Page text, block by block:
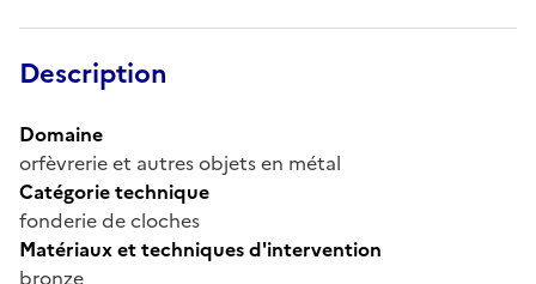
Description
Domaine
orfèvrerie et autres objets en métal
Catégorie technique
fonderie de cloches
Matériaux et techniques d'intervention
bronze